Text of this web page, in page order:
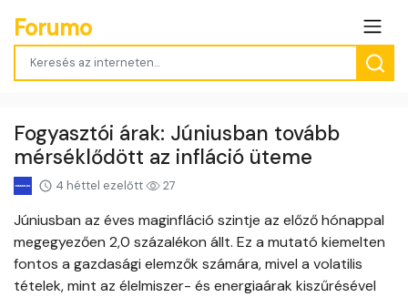
Forumo
Fogyasztói árak: Júniusban tovább
mérséklődött az infláció üteme
4 héttel ezelőtt 27
Júniusban az éves maginfláció szintje az előző hónappal
megegyezően 2,0 százalékon állt. Ez a mutató kiemelten
fontos a gazdasági elemzők számára, mivel a volatilis
tételek, mint az élelmiszer- és energiaárak kiszűrésével